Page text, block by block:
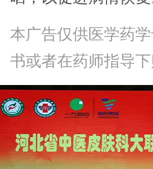
本广告仅供医学药
书或者在药师指导